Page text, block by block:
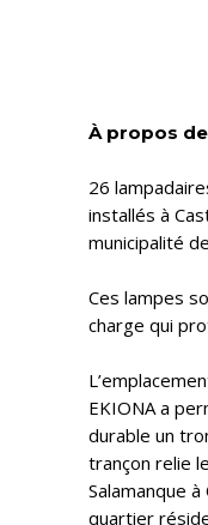
À propos
26
installés à
municipalité
Ces lampes
charge qui
EKIONA a
durable un
trançon relie
Salamanque
quartier